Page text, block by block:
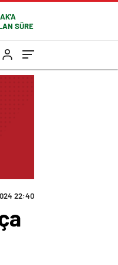
SÜRE
22:40